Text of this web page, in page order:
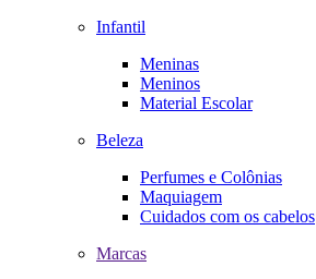
Infantil
Meninas
Meninos
Material Escolar
Beleza
Perfumes e Colônias
Maquiagem
Cuidados com os cabelos
Marcas